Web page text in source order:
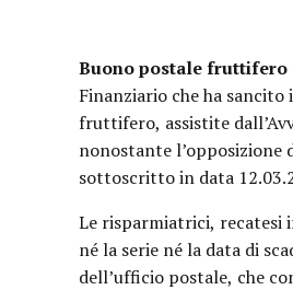
Buono postale fruttifero
Finanziario che ha
fruttifero, assistite
nonostante l’opposizione
sottoscritto in data
Le risparmiatrici, recatesi
né la serie né la data di
dell’ufficio postale, che